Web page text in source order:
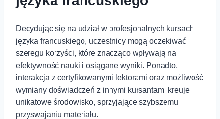
Decydując się na udział w profesjonalnych kursach
języka‍ francuskiego, uczestnicy mogą⁤ oczekiwać
szeregu korzyści, które znacząco‍ wpływają‍ na
efektywność nauki i osiągane wyniki. Ponadto,
interakcja z certyfikowanymi lektorami ‍oraz możliwość
wymiany doświadczeń z innymi kursantami kreuje
unikatowe środowisko, sprzyjające szybszemu
przyswajaniu materiału.